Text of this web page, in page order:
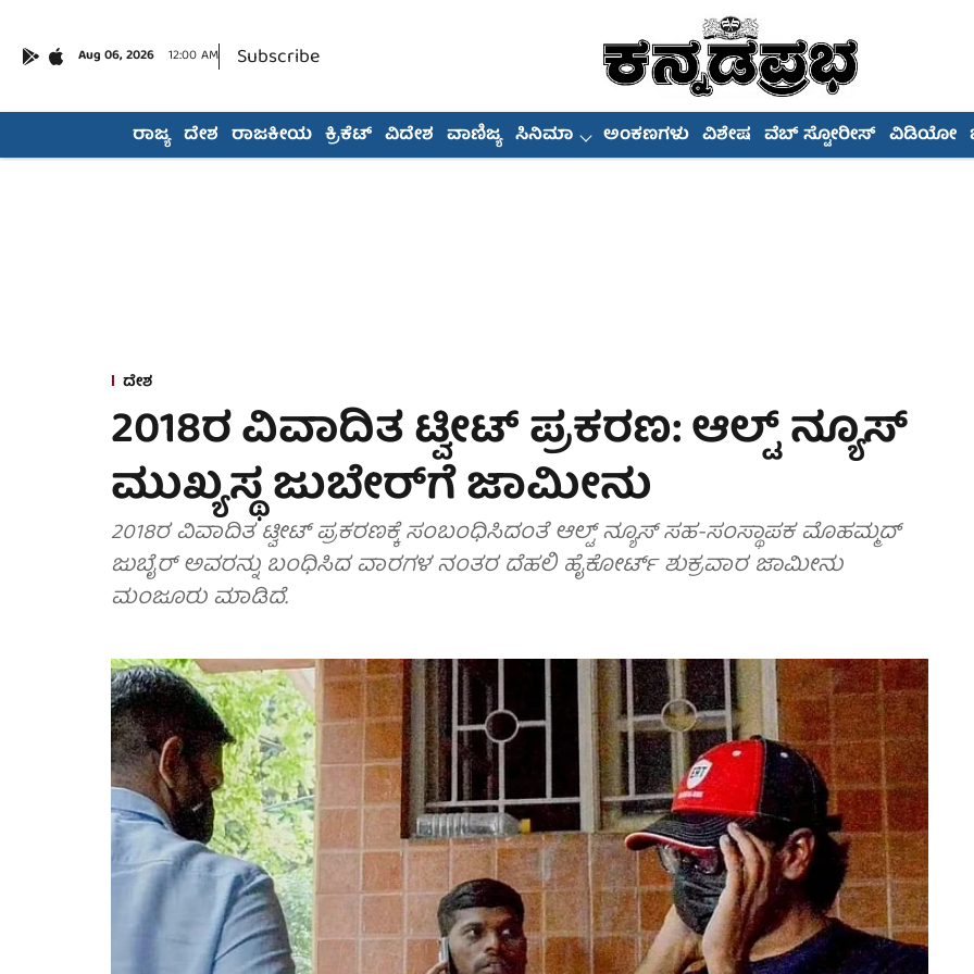
Aug 06, 2026 12:00 AM Subscribe
ರಾಜ್ಯ ದೇಶ ರಾಜಕೀಯ ಕ್ರಿಕೆಟ್ ವಿದೇಶ ವಾಣಿಜ್ಯ ಸಿನಿಮಾ ಅಂಕಣಗಳು ವಿಶೇಷ ವೆಬ್ ಸ್ಟೋರೀಸ್ ವಿಡಿಯೋ
ದೇಶ
2018ರ ವಿವಾದಿತ ಟ್ವೀಟ್ ಪ್ರಕರಣ: ಆಲ್ಟ್ ನ್ಯೂಸ್
ಮುಖ್ಯಸ್ಥ ಜುಬೇರ್‌ಗೆ ಜಾಮೀನು
2018ರ ವಿವಾದಿತ ಟ್ವೀಟ್ ಪ್ರಕರಣಕ್ಕೆ ಸಂಬಂಧಿಸಿದಂತೆ ಆಲ್ಟ್ ನ್ಯೂಸ್ ಸಹ-ಸಂಸ್ಥಾಪಕ ಮೊಹಮ್ಮದ್
ಜುಬೈರ್ ಅವರನ್ನು ಬಂಧಿಸಿದ ವಾರಗಳ ನಂತರ ದೆಹಲಿ ಹೈಕೋರ್ಟ್ ಶುಕ್ರವಾರ ಜಾಮೀನು
ಮಂಜೂರು ಮಾಡಿದೆ.